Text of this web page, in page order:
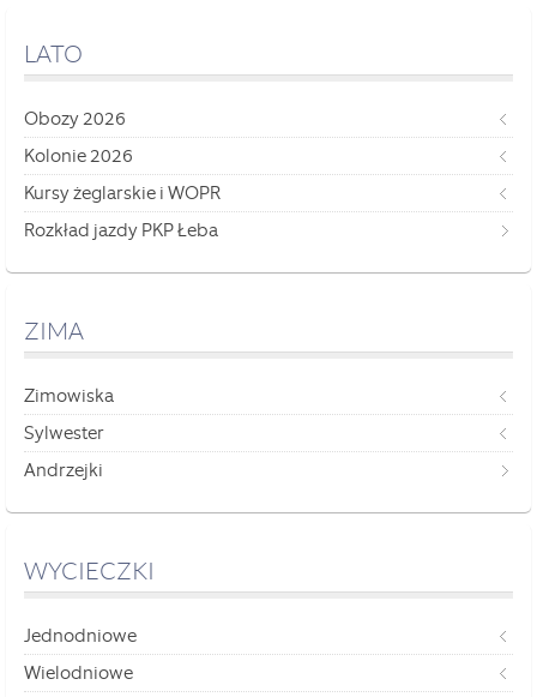
LATO
Obozy 2026
Kolonie 2026
Kursy żeglarskie i WOPR
Rozkład jazdy PKP Łeba
ZIMA
Zimowiska
Sylwester
Andrzejki
WYCIECZKI
Jednodniowe
Wielodniowe